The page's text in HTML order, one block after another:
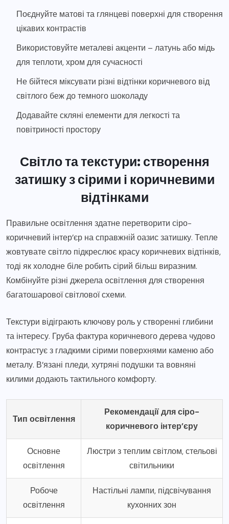
Поєднуйте матові та глянцеві поверхні для створення
цікавих контрастів
Використовуйте металеві акценти – латунь або мідь
для теплоти, хром для сучасності
Не бійтеся міксувати різні відтінки коричневого від
світлого беж до темного шоколаду
Додавайте скляні елементи для легкості та
повітриності простору
Світло та текстури: створення
затишку з сірими і коричневими
відтінками
Правильне освітлення здатне перетворити сіро-
коричневий інтер’єр на справжній оазис затишку. Тепле
жовтувате світло підкреслює красу коричневих відтінків,
тоді як холодне біле робить сірий більш виразним.
Комбінуйте різні джерела освітлення для створення
багатошарової світлової схеми.
Текстури відіграють ключову роль у створенні глибини
та інтересу. Груба фактура коричневого дерева чудово
контрастує з гладкими сірими поверхнями каменю або
металу. В’язані пледи, хутряні подушки та вовняні
килими додають тактильного комфорту.
Тип освітлення
Рекомендації для сіро-
коричневого інтер’єру
Основне
освітлення
Люстри з теплим світлом, стельові
світильники
Робоче
освітлення
Настільні лампи, підсвічування
кухонних зон